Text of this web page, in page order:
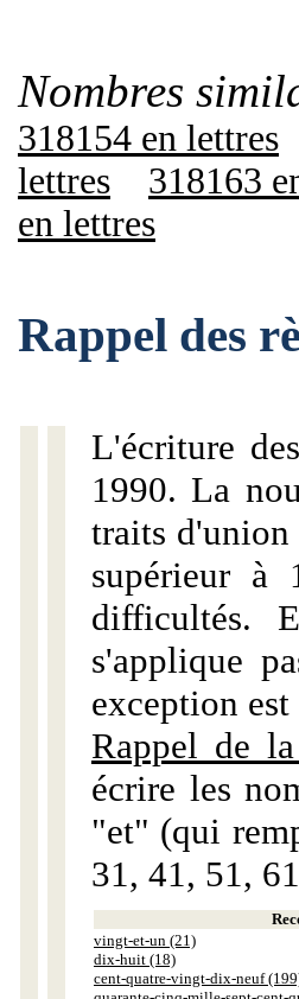
Nombres
318154 en lettres
lettres
318163
en lettres
Rappel des
L'écriture
1990. La
traits
supérieur à
difficultés.
s'applique
exception
Rappel de
écrire les
"et" (qui
31, 41, 51,
vingt-et-un (21)
dix-huit (18)
cent-quatre-vingt-dix-neuf